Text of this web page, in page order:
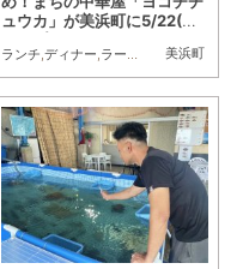
美浜町
ュウカ」が美浜町に5/22(木)
ランチ,ディナー,ラーメン 開店,まちネタ